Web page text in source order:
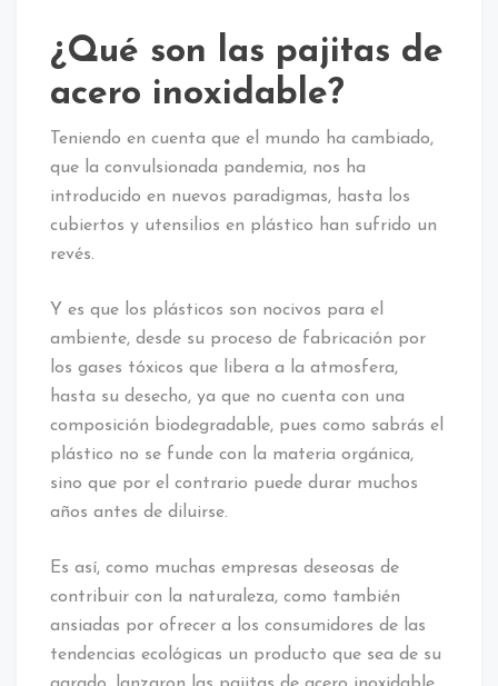
¿Qué son las pajitas de
acero inoxidable?
Teniendo en cuenta que el mundo ha cambiado,
que la convulsionada pandemia, nos ha
introducido en nuevos paradigmas, hasta los
cubiertos y utensilios en plástico han sufrido un
revés.
Y es que los plásticos son nocivos para el
ambiente, desde su proceso de fabricación por
los gases tóxicos que libera a la atmosfera,
hasta su desecho, ya que no cuenta con una
composición biodegradable, pues como sabrás el
plástico no se funde con la materia orgánica,
sino que por el contrario puede durar muchos
años antes de diluirse.
Es así, como muchas empresas deseosas de
contribuir con la naturaleza, como también
ansiadas por ofrecer a los consumidores de las
tendencias ecológicas un producto que sea de su